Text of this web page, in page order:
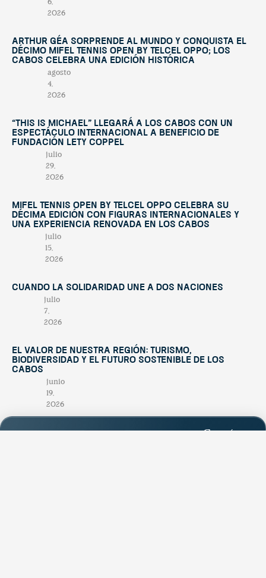
6,
2026
Arthur Géa sorprende al mundo y conquista el
décimo Mifel Tennis Open by Telcel OPPO; Los
Cabos celebra una edición histórica
agosto
4,
2026
“This Is Michael” llegará a Los Cabos con un
espectáculo internacional a beneficio de
Fundación Lety Coppel
julio
29,
2026
Mifel Tennis Open by Telcel Oppo celebra su
décima edición con figuras internacionales y
una experiencia renovada en Los Cabos
julio
15,
2026
Cuando la solidaridad une a dos naciones
julio
7,
2026
El valor de nuestra región: turismo,
biodiversidad y el futuro sostenible de Los
Cabos
junio
19,
2026